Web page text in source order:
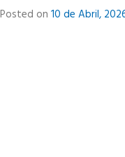
Posted on 10 de Abril,